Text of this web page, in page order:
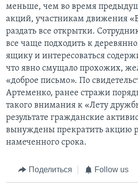
меньше, чем во время
акций, участникам движения
раздать все открытки.
все чаще подходить к
ящику и интересоваться
что явно смущало прохожих,
«доброе письмо». По
Артеменко, ранее стражи
такого внимания к «Лету
результате гражданские
вынуждены прекратить акцию
намеченного срока.
Поделиться Follow us